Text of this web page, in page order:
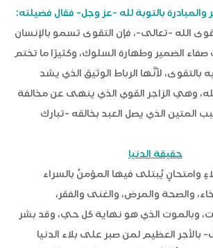
والمبادرة بالتوبة لله -عز وجل- فقال فضيلته:
الله -تعالى-، فإن التقوى تسمو بالإنسان
صفاء الضمير وطهارة السلوك، وكثيرًا ما تختم
بالتقوى، لأنَّها الرباط الوثيق الذي يشد
وهي الزاجر القوي الذي ينهى عن مخالفة
المتين الذي يصل العبد بخالقه -تبارك
حقيقة الدنيا
وامتحانٍ يُبتلى فيها المؤمنُ بالسراء
والصحة والمرض، والغنى والفقر،
وبالموت الذي هو نهاية كل حي، وقد بشر
بالأجر العظيم لمن صبر على بلاء الدنيا